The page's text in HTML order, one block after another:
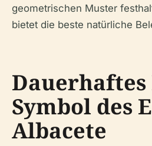
geometrischen Muster
bietet die beste natürliche
Dauerhaftes
Symbol des
Albacete